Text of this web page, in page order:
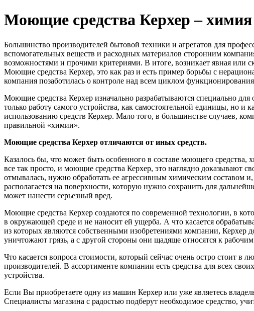
Моющие средства Керхер –
Большинство производителей бытовой техники и агрегатов для
вспомогательных веществ и расходных материалов сторонним
возможностями и прочими критериями. В итоге, возникает явная или
Моющие средства Керхер, это как раз и есть пример борьбы с
компания позаботилась о контроле над всем циклом
Моющие средства Керхер изначально разрабатываются специально для
только работу самого устройства, как самостоятельной единицы, но
использованию средств Керхер. Мало того, в большинстве случаев,
правильной «химии».
Моющие средства Керхер отличаются от иных средств.
Казалось бы, что может быть особенного в составе моющего
все так просто, и моющие средства Керхер, это наглядно доказывают
отмывалась, нужно обработать ее агрессивным химическим составом
располагается на поверхности, которую нужно сохранить для
может нанести серьезный вред.
Моющие средства Керхер создаются по современной технологии, в
в окружающей среде и не наносит ей ущерба. А что касается
из которых являются собственными изобретениями компании,
уничтожают грязь, а с другой стороны они щадяще относятся к
Что касается вопроса стоимости, который сейчас очень остро стоит в
производителей. В ассортименте компании есть средства для всех
устройства.
Если Вы приобретаете одну из машин Керхер или уже являетесь
Специалисты магазина с радостью подберут необходимое средство,